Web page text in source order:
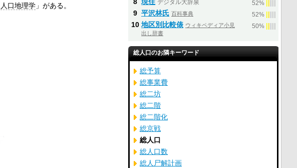
人口地理学」がある。 8 現住 デジタル大辞泉 52%
9 平沢林氏 百科事典 52%
10 地区別比較俵 ウィキペディア小見
出し辞書
50%
総人口のお隣キーワード
総予算
総事業費
総二坊
総二階
総二階化
総京戦
総人口
総人口数
総人尸解計画